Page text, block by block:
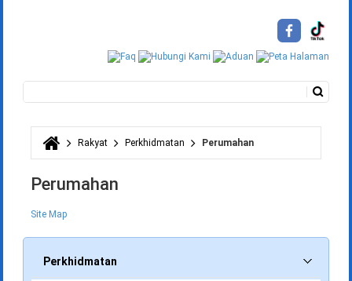
Borang carian
Anda di sini
Rakyat Perkhidmatan Perumahan
Perumahan
Site Map
Perkhidmatan